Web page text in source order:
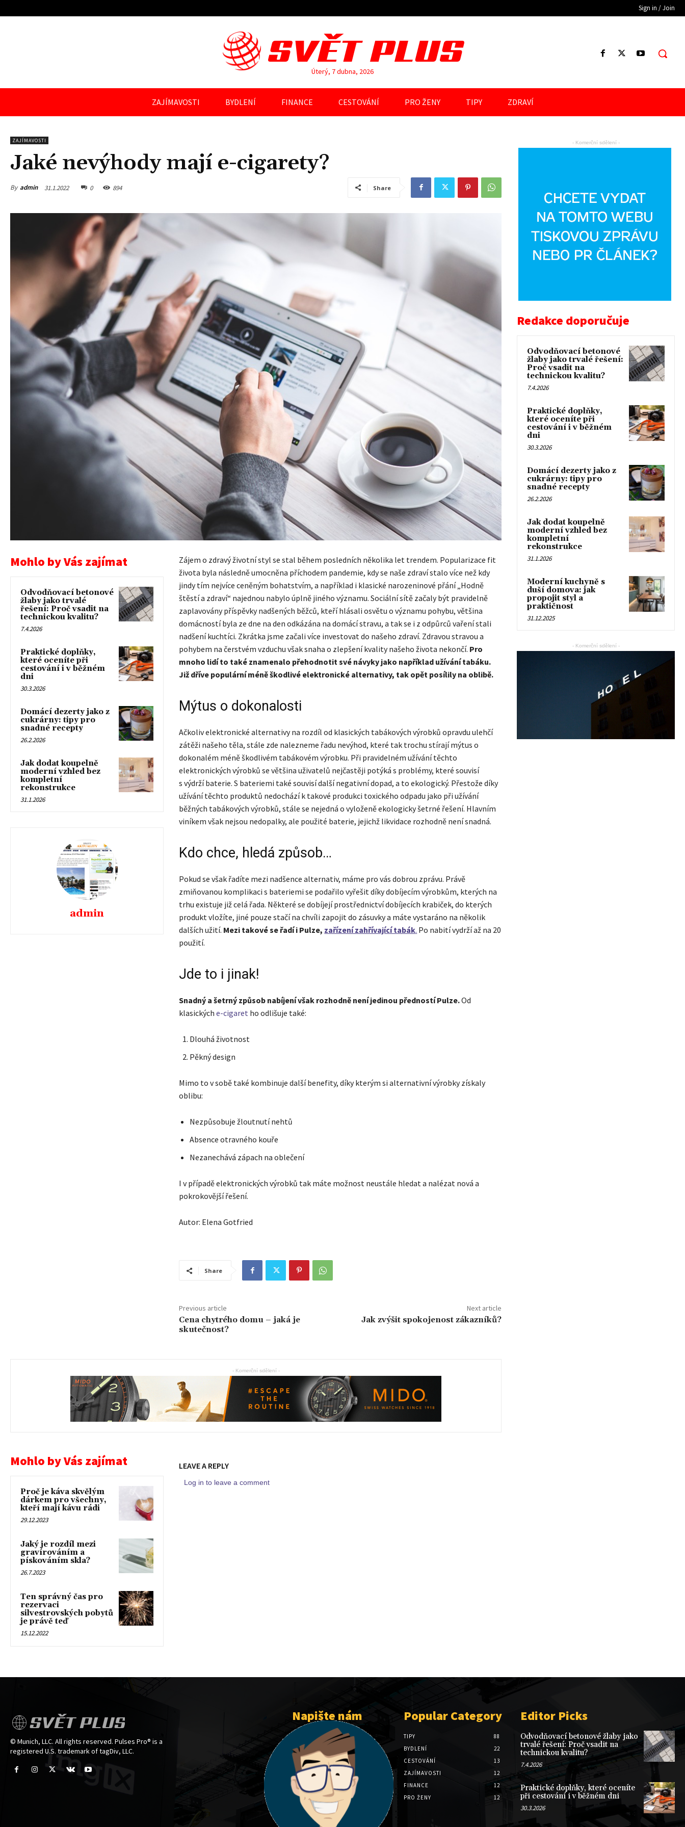
Sign in / Join
SVĚT PLUS
Úterý, 7 dubna, 2026
ZAJÍMAVOSTI BYDLENÍ FINANCE CESTOVÁNÍ PRO ŽENY TIPY ZDRAVÍ
ZAJÍMAVOSTI
Jaké nevýhody mají e-cigarety?
By admin 31.1.2022 0 894 Share
Mohlo by Vás zajímat
Odvodňovací betonové
žlaby jako trvalé
řešení: Proč vsadit na
technickou kvalitu?
7.4.2026
Praktické doplňky,
které oceníte při
cestování i v běžném
dni
30.3.2026
Domácí dezerty jako z
cukrárny: tipy pro
snadné recepty
26.2.2026
Jak dodat koupelně
moderní vzhled bez
kompletní
rekonstrukce
31.1.2026
admin
Zájem o zdravý životní styl se stal během posledních několika let trendem. Popularizace fit
života byla následně umocněna příchodem pandemie, kdy se naše zdraví stalo více než kdy
jindy tím nejvíce ceněným bohatstvím, a například i klasické narozeninové přání „Hodně
štěstí a zdraví“ najednou nabylo úplně jiného významu. Sociální sítě začaly být pravidelně
zaplavovány příspěvky nadšených běžců, kteří hlásali osvětu o významu pohybu, většina
domácností byla ze dne na den odkázána na domácí stravu, a tak se i z odpůrců vaření stali
nadšení kuchtíci. Zkrátka jsme začali více investovat do našeho zdraví. Zdravou stravou a
pohybem na čerstvém vzduchu však snaha o zlepšení kvality našeho života nekončí. Pro
mnoho lidí to také znamenalo přehodnotit své návyky jako například užívání tabáku.
Již dříve populární méně škodlivé elektronické alternativy, tak opět posílily na oblibě.
Mýtus o dokonalosti
Ačkoliv elektronické alternativy na rozdíl od klasických tabákových výrobků opravdu ulehčí
zátěži našeho těla, stále zde nalezneme řadu nevýhod, které tak trochu stírají mýtus o
dokonalém méně škodlivém tabákovém výrobku. Při pravidelném užívání těchto
elektronických výrobků se většina uživatelů nejčastěji potýká s problémy, které souvisí
s výdrží baterie. S bateriemi také souvisí další negativní dopad, a to ekologický. Přestože díky
užívání těchto produktů nedochází k takové produkci toxického odpadu jako při užívání
běžných tabákových výrobků, stále se nejedná o vyloženě ekologicky šetrné řešení. Hlavním
viníkem však nejsou nedopalky, ale použité baterie, jejichž likvidace rozhodně není snadná.
Kdo chce, hledá způsob…
Pokud se však řadíte mezi nadšence alternativ, máme pro vás dobrou zprávu. Právě
zmiňovanou komplikaci s bateriemi se podařilo vyřešit díky dobíjecím výrobkům, kterých na
trhu existuje již celá řada. Některé se dobíjejí prostřednictví dobíjecích krabiček, do kterých
produkt vložíte, jiné pouze stačí na chvíli zapojit do zásuvky a máte vystaráno na několik
dalších užití. Mezi takové se řadí i Pulze, zařízení zahřívající tabák. Po nabití vydrží až na 20
použití.
Jde to i jinak!
Snadný a šetrný způsob nabíjení však rozhodně není jedinou předností Pulze.Od
klasickýche-cigaret ho odlišuje také:
Dlouhá životnost
Pěkný design
Mimo to v sobě také kombinuje další benefity, díky kterým si alternativní výrobky získaly
oblibu:
Nezpůsobuje žloutnutí nehtů
Absence otravného kouře
Nezanechává zápach na oblečení
I v případě elektronických výrobků tak máte možnost neustále hledat a nalézat nová a
pokrokovější řešení.
Autor: Elena Gotfried
Share
Previous article
Cena chytrého domu – jaká je
skutečnost?
Next article
Jak zvýšit spokojenost zákazníků?
- Komerční sdělení -
Mohlo by Vás zajímat
Proč je káva skvělým
dárkem pro všechny,
kteří mají kávu rádi
29.12.2023
Jaký je rozdíl mezi
gravírováním a
pískováním skla?
26.7.2023
Ten správný čas pro
rezervaci
silvestrovských pobytů
je právě teď
15.12.2022
LEAVE A REPLY
Log in to leave a comment
- Komerční sdělení -
Redakce doporučuje
Odvodňovací betonové
žlaby jako trvalé řešení:
Proč vsadit na
technickou kvalitu?
7.4.2026
Praktické doplňky,
které oceníte při
cestování i v běžném
dni
30.3.2026
Domácí dezerty jako z
cukrárny: tipy pro
snadné recepty
26.2.2026
Jak dodat koupelně
moderní vzhled bez
kompletní
rekonstrukce
31.1.2026
Moderní kuchyně s
duší domova: jak
propojit styl a
praktičnost
31.12.2025
- Komerční sdělení -
SVĚT PLUS
© Munich, LLC. All rights reserved. Pulses Pro® is a
registered U.S. trademark of tagDiv, LLC.
Napište nám Popular Category
TIPY
88
BYDLENÍ
22
CESTOVÁNÍ
13
ZAJÍMAVOSTI
12
FINANCE
12
PRO ŽENY
12
Editor Picks
Odvodňovací betonové žlaby jako
trvalé řešení: Proč vsadit na
technickou kvalitu?
7.4.2026
Praktické doplňky, které oceníte
při cestování i v běžném dni
30.3.2026